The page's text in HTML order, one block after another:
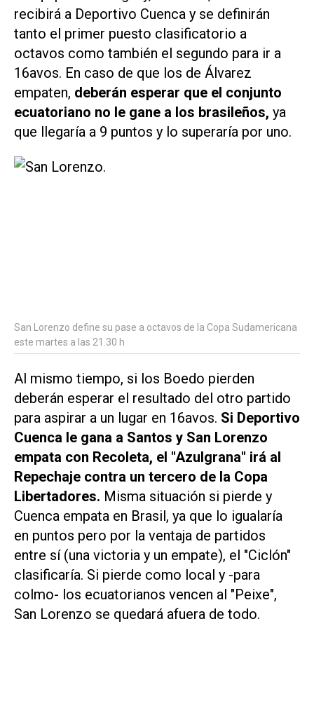
recibirá a Deportivo Cuenca y se definirán
tanto el primer puesto clasificatorio a
octavos como también el segundo para ir a
16avos. En caso de que los de Álvarez
empaten, deberán esperar que el conjunto
ecuatoriano no le gane a los brasileños, ya
que llegaría a 9 puntos y lo superaría por uno.
San Lorenzo define su pase a octavos de la Copa Sudamericana
este martes a las 21.30 h
Al mismo tiempo, si los Boedo pierden
deberán esperar el resultado del otro partido
para aspirar a un lugar en 16avos. Si Deportivo
Cuenca le gana a Santos y San Lorenzo
empata con Recoleta, el "Azulgrana" irá al
Repechaje contra un tercero de la Copa
Libertadores. Misma situación si pierde y
Cuenca empata en Brasil, ya que lo igualaría
en puntos pero por la ventaja de partidos
entre sí (una victoria y un empate), el "Ciclón"
clasificaría. Si pierde como local y -para
colmo- los ecuatorianos vencen al "Peixe",
San Lorenzo se quedará afuera de todo.